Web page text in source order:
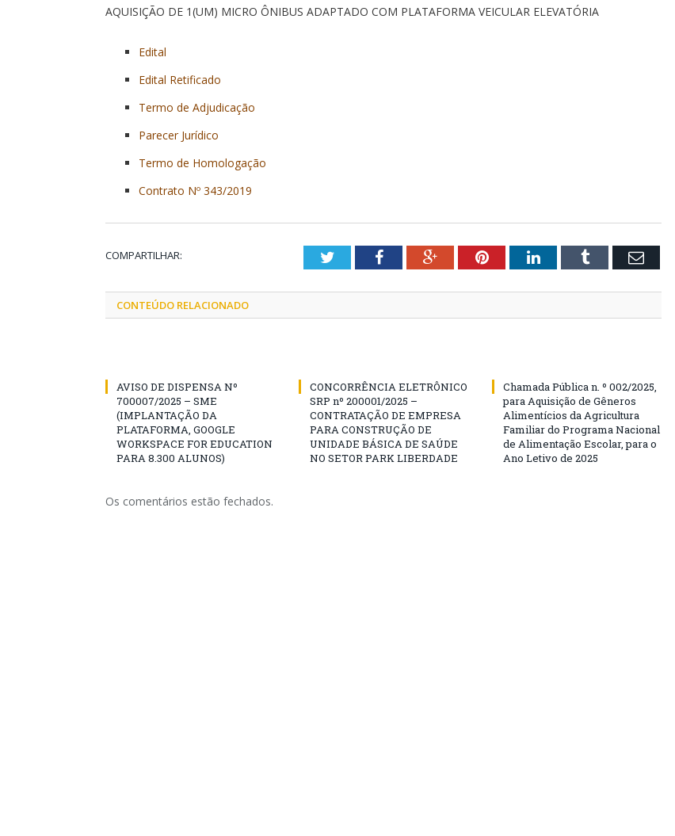
AQUISIÇÃO DE 1(UM) MICRO ÔNIBUS ADAPTADO COM PLATAFORMA VEICULAR ELEVATÓRIA
Edital
Edital Retificado
Termo de Adjudicação
Parecer Jurídico
Termo de Homologação
Contrato Nº 343/2019
COMPARTILHAR: TwitterFacebookGoogle+PinterestLinkedInTumblr Email
CONTEÚDO RELACIONADO
AVISO DE DISPENSA Nº
700007/2025 – SME
(IMPLANTAÇÃO DA
PLATAFORMA, GOOGLE
WORKSPACE FOR EDUCATION
PARA 8.300 ALUNOS)
CONCORRÊNCIA ELETRÔNICO
SRP nº 200001/2025 –
CONTRATAÇÃO DE EMPRESA
PARA CONSTRUÇÃO DE
UNIDADE BÁSICA DE SAÚDE
NO SETOR PARK LIBERDADE
Chamada Pública n. º 002/2025,
para Aquisição de Gêneros
Alimentícios da Agricultura
Familiar do Programa Nacional
de Alimentação Escolar, para o
Ano Letivo de 2025
Os comentários estão fechados.